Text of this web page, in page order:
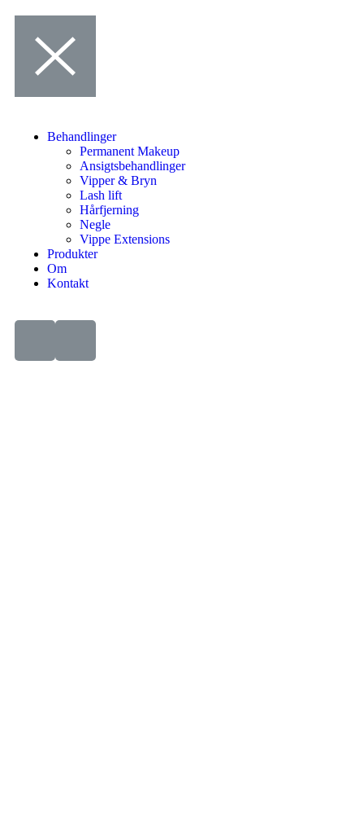
Behandlinger
Permanent Makeup
Ansigtsbehandlinger
Vipper & Bryn
Lash lift
Hårfjerning
Negle
Vippe Extensions
Produkter
Om
Kontakt